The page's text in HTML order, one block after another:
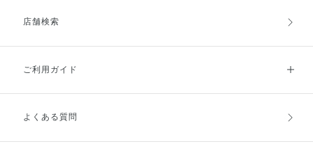
店舗検索
ご利用ガイド
ご利用ガイドトップ
よくある質問